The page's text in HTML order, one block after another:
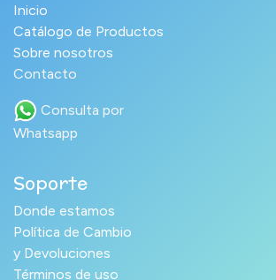
Inicio
Catálogo de Productos
Sobre nosotros
Contacto
Consulta por
Whatsapp
Soporte
Donde estamos
Política de Cambio
y Devoluciones
Términos de uso